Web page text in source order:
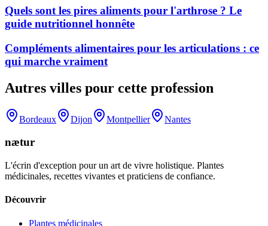
Quels sont les pires aliments pour l'arthrose ? Le
guide nutritionnel honnête
Compléments alimentaires pour les articulations : ce
qui marche vraiment
Autres villes pour cette profession
Bordeaux Dijon Montpellier Nantes
nætur
L'écrin d'exception pour un art de vivre holistique. Plantes
médicinales, recettes vivantes et praticiens de confiance.
Découvrir
Plantes médicinales